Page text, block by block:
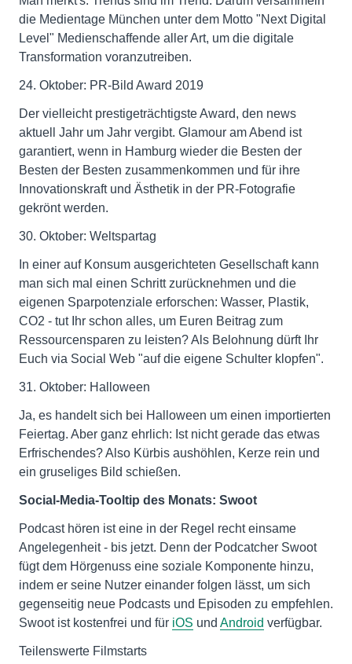
die Medientage München unter dem Motto "Next Digital
Level" Medienschaffende aller Art, um die digitale
Transformation voranzutreiben.
24. Oktober: PR-Bild Award 2019
Der vielleicht prestigeträchtigste Award, den news
aktuell Jahr um Jahr vergibt. Glamour am Abend ist
garantiert, wenn in Hamburg wieder die Besten der
Besten der Besten zusammenkommen und für ihre
Innovationskraft und Ästhetik in der PR-Fotografie
gekrönt werden.
30. Oktober: Weltspartag
In einer auf Konsum ausgerichteten Gesellschaft kann
man sich mal einen Schritt zurücknehmen und die
eigenen Sparpotenziale erforschen: Wasser, Plastik,
CO2 - tut Ihr schon alles, um Euren Beitrag zum
Ressourcensparen zu leisten? Als Belohnung dürft Ihr
Euch via Social Web "auf die eigene Schulter klopfen".
31. Oktober: Halloween
Ja, es handelt sich bei Halloween um einen importierten
Feiertag. Aber ganz ehrlich: Ist nicht gerade das etwas
Erfrischendes? Also Kürbis aushöhlen, Kerze rein und
ein gruseliges Bild schießen.
Social-Media-Tooltip des Monats: Swoot
Podcast hören ist eine in der Regel recht einsame
Angelegenheit - bis jetzt. Denn der Podcatcher Swoot
fügt dem Hörgenuss eine soziale Komponente hinzu,
indem er seine Nutzer einander folgen lässt, um sich
gegenseitig neue Podcasts und Episoden zu empfehlen.
Swoot ist kostenfrei und für iOS und Android verfügbar.
Teilenswerte Filmstarts